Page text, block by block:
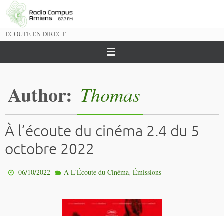
Passer
vers
ECOUTE EN DIRECT
Author: Thomas
À l’écoute du cinéma 2.4 du 5
octobre 2022
06/10/2022 À L'Écoute du Cinéma, Émissions